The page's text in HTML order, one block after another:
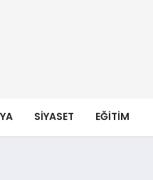
SIYASET EĞITIM